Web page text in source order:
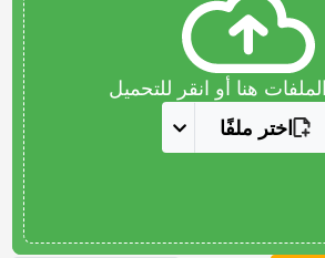
هنا أو انقر للتحميل
اختر ملفًا